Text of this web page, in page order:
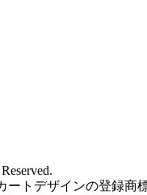
ートデザインの登録商